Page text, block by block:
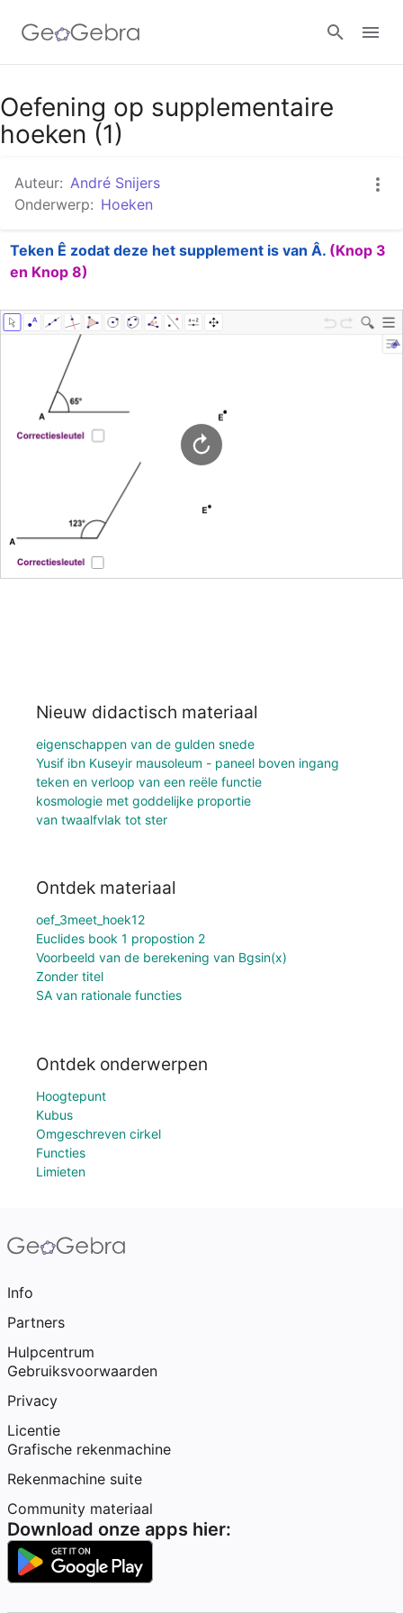
Google Classroom
Oefening op supplementaire
hoeken (1)
Auteur: André Snijers
Onderwerp: Hoeken
Teken Ê zodat deze het supplement is van Â. (Knop 3
en Knop 8)
Nieuw didactisch materiaal
eigenschappen van de gulden snede
Yusif ibn Kuseyir mausoleum - paneel boven ingang
teken en verloop van een reële functie
kosmologie met goddelijke proportie
van twaalfvlak tot ster
Ontdek materiaal
oef_3meet_hoek12
Euclides book 1 propostion 2
Voorbeeld van de berekening van Bgsin(x)
Zonder titel
SA van rationale functies
Ontdek onderwerpen
Hoogtepunt
Kubus
Omgeschreven cirkel
Functies
Limieten
Info
Partners
Hulpcentrum
Gebruiksvoorwaarden
Privacy
Licentie
Grafische rekenmachine
Rekenmachine suite
Community materiaal
Download onze apps hier: